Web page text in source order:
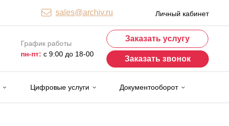
sales@archiv.ru Личный кабинет
График работы
пн-пт: с 9:00 до 18-00
Заказать услугу
Заказать звонок
Цифровые услуги Документооборот